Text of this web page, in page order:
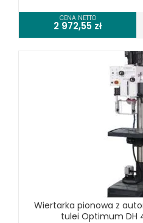
ZAGINARKI DO BLACHY,
ŻŁOBIARKI DO BLACHY
WYPOSAŻENIE DODATKOWE
URZĄDZENIA WARSZTATOWE I
SPRĘŻARKI I NARZĘDZIA
CENA NETTO
2 972,55 zł
Wiertarka pionowa z
tulei Optimum DH